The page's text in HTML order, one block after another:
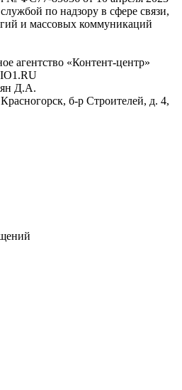
по надзору в сфере связи,
и массовых коммуникаций
агентство «Контент-центр»
Д.А.
б-р Строителей, д. 4,